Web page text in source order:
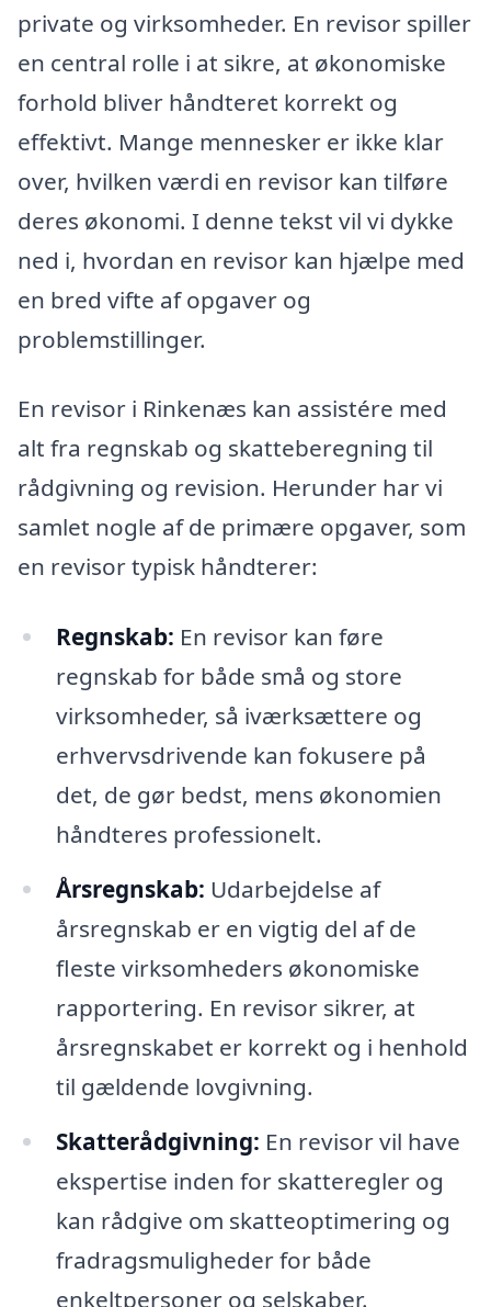
private og virksomheder. En revisor spiller
en central rolle i at sikre, at økonomiske
forhold bliver håndteret korrekt og
effektivt. Mange mennesker er ikke klar
over, hvilken værdi en revisor kan tilføre
deres økonomi. I denne tekst vil vi dykke
ned i, hvordan en revisor kan hjælpe med
en bred vifte af opgaver og
problemstillinger.
En revisor i Rinkenæs kan assistére med
alt fra regnskab og skatteberegning til
rådgivning og revision. Herunder har vi
samlet nogle af de primære opgaver, som
en revisor typisk håndterer:
Regnskab: En revisor kan føre
regnskab for både små og store
virksomheder, så iværksættere og
erhvervsdrivende kan fokusere på
det, de gør bedst, mens økonomien
håndteres professionelt.
Årsregnskab: Udarbejdelse af
årsregnskab er en vigtig del af de
fleste virksomheders økonomiske
rapportering. En revisor sikrer, at
årsregnskabet er korrekt og i henhold
til gældende lovgivning.
Skatterådgivning: En revisor vil have
ekspertise inden for skatteregler og
kan rådgive om skatteoptimering og
fradragsmuligheder for både
enkeltpersoner og selskaber.